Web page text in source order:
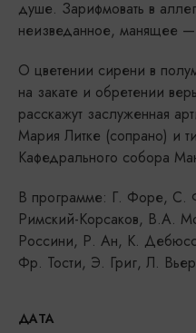
душе. Зарифмовать в
неизведанное, манящее —
О цветении сирени в
на закате и обретении
расскажут заслуженная
Мария Литке (сопрано) и
Кафедрального собора
В программе: Г. Форе, С.
Римский-Корсаков, В.А.
Россини, Р. Ан, К.
Фр. Тости, Э. Григ, Л.
ДАТА